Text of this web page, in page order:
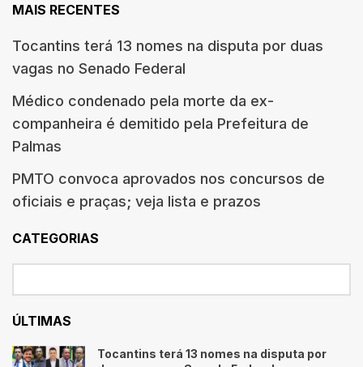
MAIS RECENTES
Tocantins terá 13 nomes na disputa por duas
vagas no Senado Federal
Médico condenado pela morte da ex-
companheira é demitido pela Prefeitura de
Palmas
PMTO convoca aprovados nos concursos de
oficiais e praças; veja lista e prazos
CATEGORIAS
ÚLTIMAS
Tocantins terá 13 nomes na disputa por